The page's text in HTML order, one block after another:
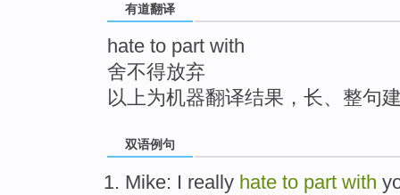
有道翻译
hate to part with
舍不得放弃
以上为机器翻译结果，长、整句
双语例句
Mike: I really hate to part with